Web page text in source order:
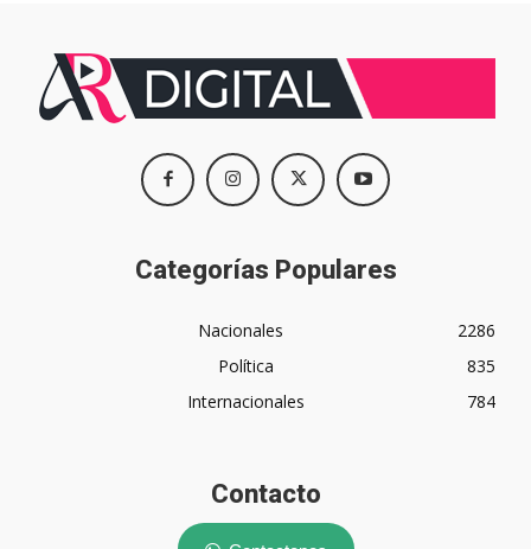
Categorías Populares
Nacionales
2286
Política
835
Internacionales
784
Contacto